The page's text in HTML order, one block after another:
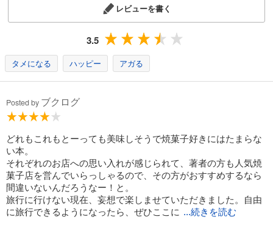
レビューを書く
3.5
タメになる ハッピー アガる
Posted by ブクログ
どれもこれもとーっても美味しそうで焼菓子好きにはたまらな
い本。
それぞれのお店への思い入れが感じられて、著者の方も人気焼
菓子店を営んでいらっしゃるので、その方がおすすめするなら
間違いないんだろうなー！と。
旅行に行けない現在、妄想で楽しませていただきました。自由
に旅行できるようになったら、ぜひここに ...続きを読む